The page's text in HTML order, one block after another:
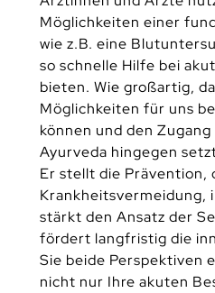
Möglichkeiten einer
wie z.B. eine
so schnelle Hilfe bei
bieten. Wie großartig,
Möglichkeiten für uns
können und den
Ayurveda hingegen
Er stellt die Prävention,
Krankheitsvermeidung,
stärkt den Ansatz der
fördert langfristig die
Sie beide Perspektiven
nicht nur Ihre akuten